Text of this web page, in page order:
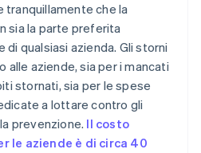
tranquillamente che la
sia la parte preferita
qualsiasi azienda. Gli storni
aziende, sia per i mancati
stornati, sia per le spese
a lottare contro gli
prevenzione. Il costo
le aziende è di circa 40